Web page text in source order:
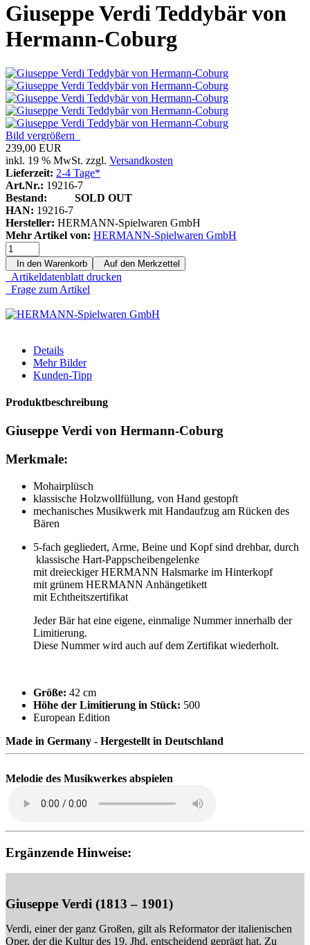
Giuseppe Verdi Teddybär von
Hermann-Coburg
Bild vergrößern
239,00 EUR
inkl. 19 % MwSt. zzgl. Versandkosten
Lieferzeit: 2-4 Tage*
Art.Nr.: 19216-7
Bestand:
SOLD OUT
HAN: 19216-7
Hersteller: HERMANN-Spielwaren GmbH
Mehr Artikel von: HERMANN-Spielwaren GmbH
In den Warenkorb Auf den Merkzettel
Artikeldatenblatt drucken
Frage zum Artikel
Details
Mehr Bilder
Kunden-Tipp
Produktbeschreibung
Giuseppe Verdi von Hermann-Coburg
Merkmale:
Mohairplüsch
klassische Holzwollfüllung, von Hand gestopft
mechanisches Musikwerk mit Handaufzug am Rücken des
Bären
5-fach gegliedert, Arme, Beine und Kopf sind drehbar, durch
klassische Hart-Pappscheibengelenke
mit dreieckiger HERMANN Halsmarke im Hinterkopf
mit grünem HERMANN Anhängetikett
mit Echtheitszertifikat
Jeder Bär hat eine eigene, einmalige Nummer innerhalb der
Limitierung.
Diese Nummer wird auch auf dem Zertifikat wiederholt.
Größe: 42 cm
Höhe der Limitierung in Stück: 500
European Edition
Made in Germany - Hergestellt in Deutschland
Melodie des Musikwerkes abspielen
Ergänzende Hinweise:
Giuseppe Verdi (1813 – 1901)
Verdi, einer der ganz Großen, gilt als Reformator der italienischen
Oper, der die Kultur des 19. Jhd. entscheidend geprägt hat. Zu